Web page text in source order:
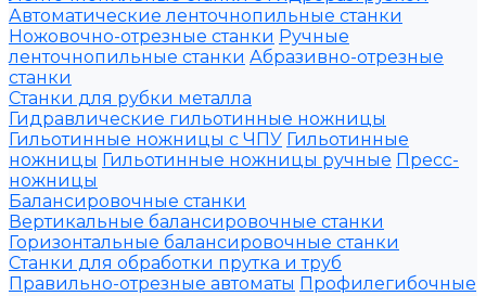
Автоматические ленточнопильные станки
Ножовочно-отрезные станки Ручные
ленточнопильные станки Абразивно-отрезные
станки
Станки для рубки металла
Гидравлические гильотинные ножницы
Гильотинные ножницы с ЧПУ Гильотинные
ножницы Гильотинные ножницы ручные Пресс-
ножницы
Балансировочные станки
Вертикальные балансировочные станки
Горизонтальные балансировочные станки
Станки для обработки прутка и труб
Правильно-отрезные автоматы Профилегибочные